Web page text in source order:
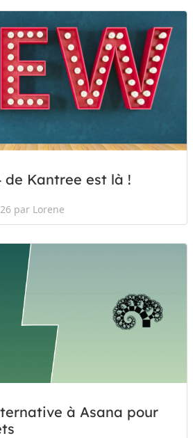
de Kantree est là !
par Lorene
à Asana pour